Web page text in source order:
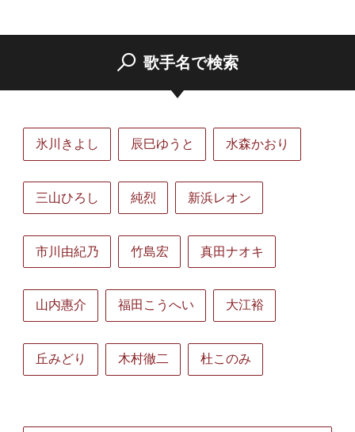
歌手名で検索
氷川きよし 辰巳ゆうと 水森かおり
三山ひろし 純烈 新浜レオン
市川由紀乃 竹島宏 真田ナオキ
山内惠介 福田こうへい 大江裕
丘みどり 木村徹二 杜このみ